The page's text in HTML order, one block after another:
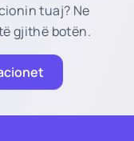
tuaj? Ne
gjithë botën.